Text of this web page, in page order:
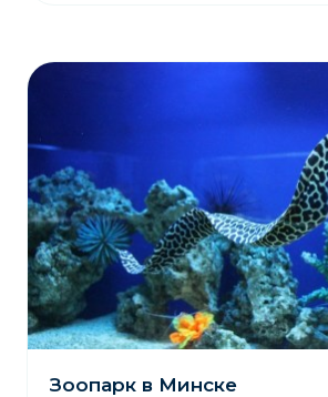
Зоопарк в Минске